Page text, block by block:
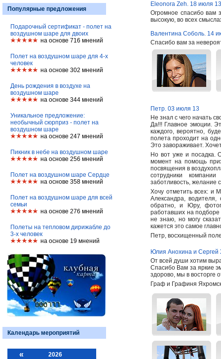
Популярные предложения
Подарочный сертификат - полет на
воздушном шаре для двоих
на основе 716 мнений
Полет на воздушном шаре для 4-х
человек
на основе 302 мнений
День рождения в воздухе на
воздушном шаре
на основе 344 мнений
Уникальное предложение:
необычный сюрприз - полет на
воздушном шаре
на основе 247 мнений
Пикник в небе на воздушном шаре
на основе 256 мнений
Полет на воздушном шаре Сердце
на основе 358 мнений
Полет на воздушном шаре для всей
семьи
на основе 276 мнений
Полеты на тепловом дирижабле до
3-х человек
на основе 19 мнений
Календарь мероприятий
« 2026
Eleonora Zeh. 18 июля 13
Огромное спасибо вам
высокую, во всех
Валентина Соболь. 14
Спасибо вам за
Петр. 03 июля 13
Не знал с чего начать
Да!!! Главное эмоции.
каждого, вероятно,
полета проходит на
Это завораживает.
Но вот уже и посадка.
момент на помощь
посвящения в
сотрудники
заботливость, желание
Хочу отметить всех: и
Александра,
обратно, и Юру,
работавших на подборе
не знаю, но могу
кажется это самое
Петр, восхищенный
Юлия Анохина и Сергей
От всей души хотим
Спасибо Вам за яркие
здорово, мы в восторге
Граф и Графиня